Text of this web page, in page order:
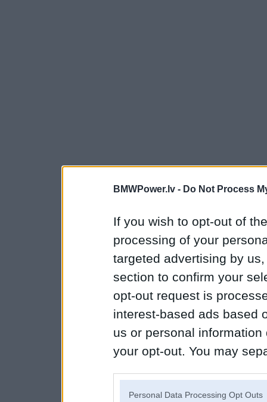
BMWPower.lv - Do Not Process
If you wish to opt-out of
processing of your
targeted advertising by
section to confirm your
opt-out request is
interest-based ads based
us or personal
your opt-out. You may
Personal Data Processing Opt Outs